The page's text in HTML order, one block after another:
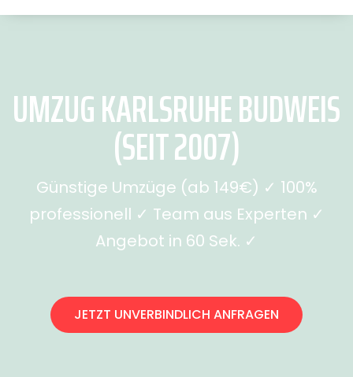
UMZUG KARLSRUHE BUDWEIS
(SEIT 2007)
Günstige Umzüge (ab 149€) ✓ 100%
professionell ✓ Team aus Experten ✓
Angebot in 60 Sek. ✓
JETZT UNVERBINDLICH ANFRAGEN